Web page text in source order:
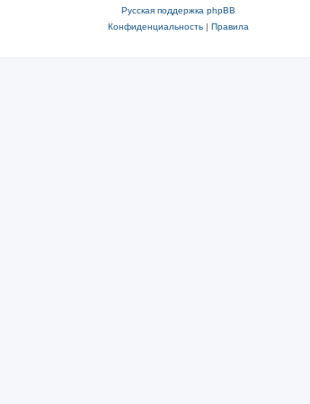
Русская поддержка phpBB
Конфиденциальность| Правила